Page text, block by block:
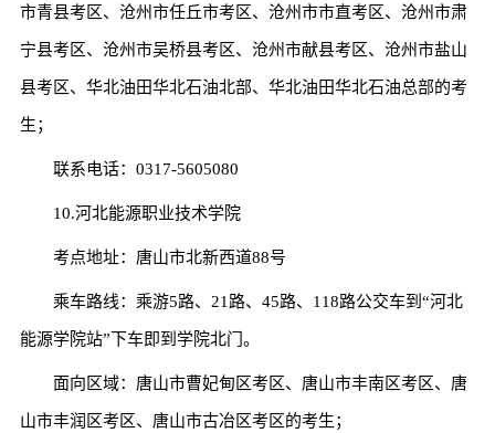
市青县考区、沧州市任丘市考区、沧州市市直考区、沧州市肃
宁县考区、沧州市吴桥县考区、沧州市献县考区、沧州市盐山
县考区、华北油田华北石油北部、华北油田华北石油总部的考
生；
联系电话：0317-5605080
10.河北能源职业技术学院
考点地址：唐山市北新西道88号
乘车路线：乘游5路、21路、45路、118路公交车到“河北
能源学院站”下车即到学院北门。
面向区域：唐山市曹妃甸区考区、唐山市丰南区考区、唐
山市丰润区考区、唐山市古冶区考区的考生；